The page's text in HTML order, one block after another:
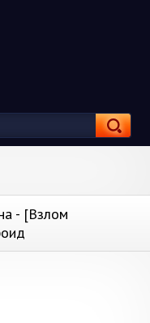
- [Взлом